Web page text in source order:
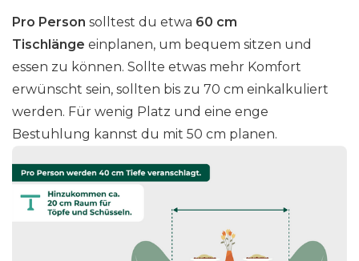
Pro Person solltest du etwa 60 cm
Tischlänge einplanen, um bequem sitzen und
essen zu können. Sollte etwas mehr Komfort
erwünscht sein, sollten bis zu 70 cm einkalkuliert
werden. Für wenig Platz und eine enge
Bestuhlung kannst du mit 50 cm planen.